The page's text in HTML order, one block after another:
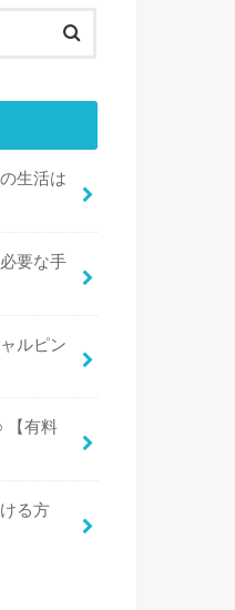
生活は
要な手
ルピン
【有料
る方